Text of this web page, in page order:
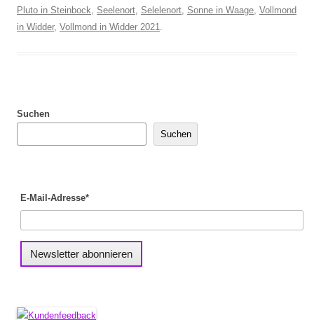
Pluto in Steinbock, Seelenort, Selelenort, Sonne in Waage, Vollmond
in Widder, Vollmond in Widder 2021.
Suchen
Suchen
E-Mail-Adresse*